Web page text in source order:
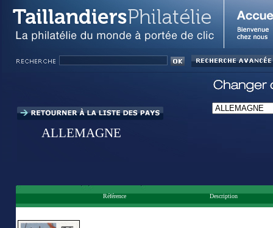
ALLEMAGNE
Référence Description